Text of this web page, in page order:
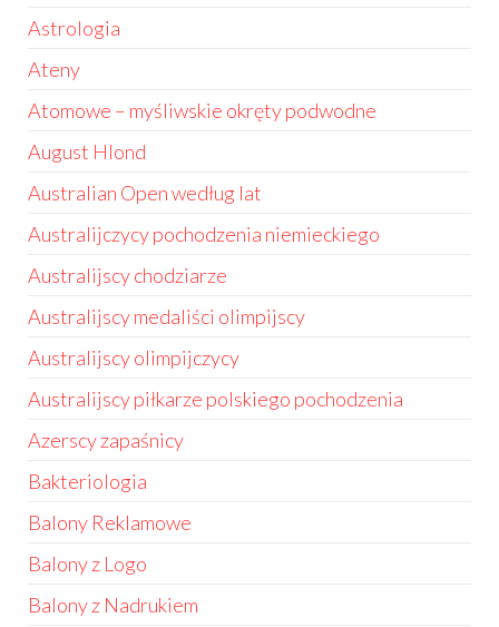
Astrologia
Ateny
Atomowe – myśliwskie okręty podwodne
August Hlond
Australian Open według lat
Australijczycy pochodzenia niemieckiego
Australijscy chodziarze
Australijscy medaliści olimpijscy
Australijscy olimpijczycy
Australijscy piłkarze polskiego pochodzenia
Azerscy zapaśnicy
Bakteriologia
Balony Reklamowe
Balony z Logo
Balony z Nadrukiem